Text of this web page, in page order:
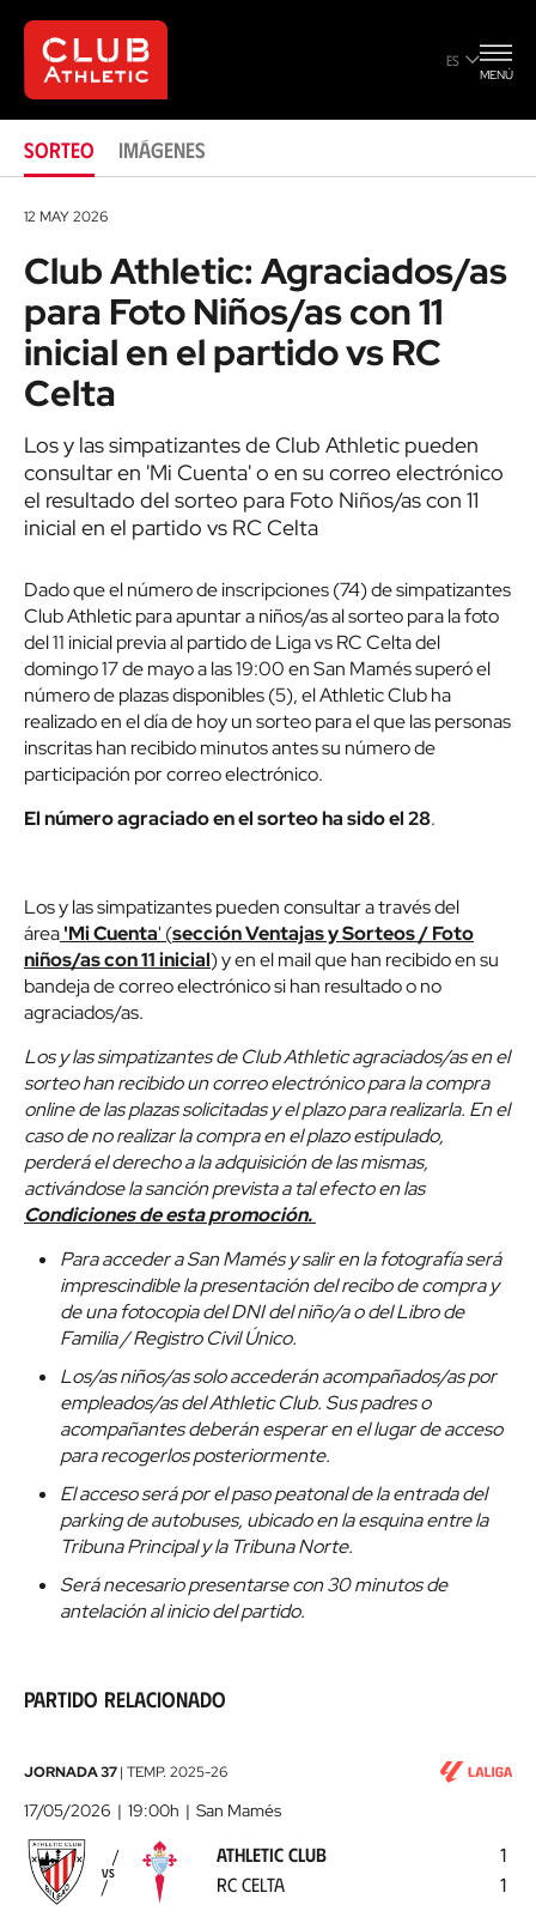
ES
MENÚ
Celta
SORTEO IMÁGENES
12 MAY 2026
Club Athletic: Agraciados/as
para Foto Niños/as con 11
inicial en el partido vs RC
Celta
Los y las simpatizantes de Club Athletic pueden
consultar en 'Mi Cuenta' o en su correo electrónico
el resultado del sorteo para Foto Niños/as con 11
inicial en el partido vs RC Celta
Dado que el número de inscripciones (74) de simpatizantes
Club Athletic para apuntar a niños/as al sorteo para la foto
del 11 inicial previa al partido de Liga vs RC Celta del
domingo 17 de mayo a las 19:00 en San Mamés superó el
número de plazas disponibles (5), el Athletic Club ha
realizado en el día de hoy un sorteo para el que las personas
inscritas han recibido minutos antes su número de
participación por correo electrónico.
El número agraciado en el sorteo ha sido el 28.
Los y las simpatizantes pueden consultar a través del
área'Mi Cuenta' (sección Ventajas y Sorteos / Foto
niños/as con 11 inicial) y en el mail que han recibido en su
bandeja de correo electrónico si han resultado o no
agraciados/as.
Los y las simpatizantes de Club Athletic agraciados/as en el
sorteo han recibido un correo electrónico para la compra
online de las plazas solicitadas y el plazo para realizarla. En el
caso de no realizar la compra en el plazo estipulado,
perderá el derecho a la adquisición de las mismas,
activándose la sanción prevista a tal efecto en las
Condiciones de esta promoción.
Para acceder a San Mamés y salir en la fotografía será
imprescindible la presentación del recibo de compra y
de una fotocopia del DNI del niño/a o del Libro de
Familia / Registro Civil Único.
Los/as niños/as solo accederán acompañados/as por
empleados/as del Athletic Club. Sus padres o
acompañantes deberán esperar en el lugar de acceso
para recogerlos posteriormente.
El acceso será por el paso peatonal de la entrada del
parking de autobuses, ubicado en la esquina entre la
Tribuna Principal y la Tribuna Norte.
Será necesario presentarse con 30 minutos de
antelación al inicio del partido.
Partido relacionado
Athletic
Club
-
RC
Celta 2026-
JORNADA 37| TEMP. 2025-26
17/05/2026 19:00h San Mamés
VS
ATHLETIC CLUB
RC CELTA
1
1